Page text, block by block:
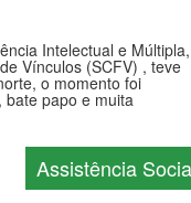
Intelectual e Múltipla,
Vínculos (SCFV) , teve
o momento foi
bate papo e muita
Assistência